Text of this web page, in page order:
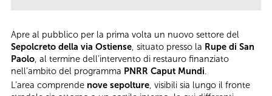
Apre al pubblico per la prima volta un nuovo settore del
Sepolcreto della via Ostiense, situato presso la Rupe di San
Paolo, al termine dell’intervento di restauro finanziato
nell’ambito del programma PNRR Caput Mundi.
L’area comprende nove sepolture, visibili sia lungo il fronte